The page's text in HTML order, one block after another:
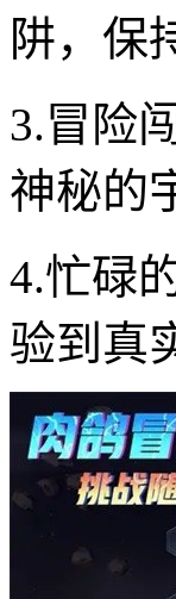
阱，保
3.冒险
神秘的
4.忙碌
验到真